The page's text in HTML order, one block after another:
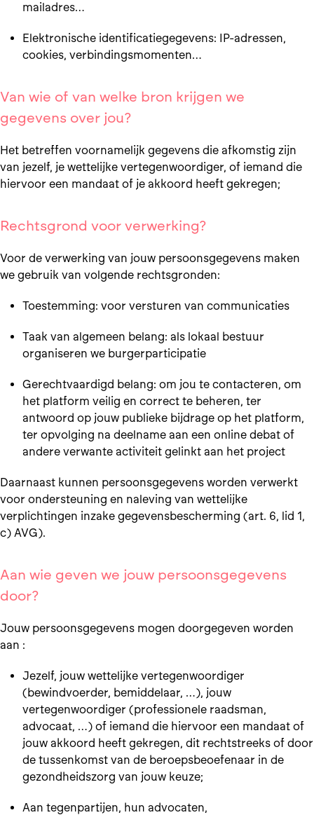
mailadres…
Elektronische identificatiegegevens: IP-adressen,
cookies, verbindingsmomenten…
Van wie of van welke bron krijgen we
gegevens over jou?
Het betreffen voornamelijk gegevens die afkomstig zijn
van jezelf, je wettelijke vertegenwoordiger, of iemand die
hiervoor een mandaat of je akkoord heeft gekregen;
Rechtsgrond voor verwerking?
Voor de verwerking van jouw persoonsgegevens maken
we gebruik van volgende rechtsgronden:
Toestemming: voor versturen van communicaties
Taak van algemeen belang: als lokaal bestuur
organiseren we burgerparticipatie
Gerechtvaardigd belang: om jou te contacteren, om
het platform veilig en correct te beheren, ter
antwoord op jouw publieke bijdrage op het platform,
ter opvolging na deelname aan een online debat of
andere verwante activiteit gelinkt aan het project
Daarnaast kunnen persoonsgegevens worden verwerkt
voor ondersteuning en naleving van wettelijke
verplichtingen inzake gegevensbescherming (art. 6, lid 1,
c) AVG).
Aan wie geven we jouw persoonsgegevens
door?
Jouw persoonsgegevens mogen doorgegeven worden
aan :
Jezelf, jouw wettelijke vertegenwoordiger
(bewindvoerder, bemiddelaar, …), jouw
vertegenwoordiger (professionele raadsman,
advocaat, …) of iemand die hiervoor een mandaat of
jouw akkoord heeft gekregen, dit rechtstreeks of door
de tussenkomst van de beroepsbeoefenaar in de
gezondheidszorg van jouw keuze;
Aan tegenpartijen, hun advocaten,